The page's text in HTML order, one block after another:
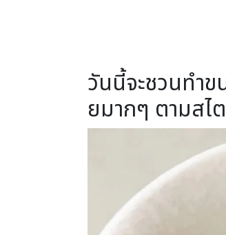
วันนี้จะชวนทำ
ยมากๆ ตามสไ